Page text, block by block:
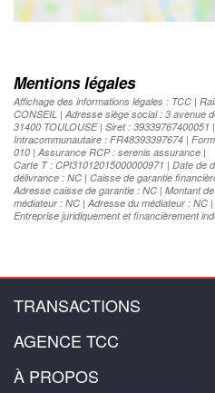
Mentions légales
Affichage des informations légales : TCC |
CONSEIL | Adresse siège social : 3 avenue
31400 TOULOUSE | Siret : 39339767400051
Intracommunautaire : FR48393397674 |
010 | Assurance RCP : serenis assurance |
Carte T : CPI31012015000000971 | Date de
délivrance : NC | Caisse de garantie
Adresse caisse de garantie : NC | Montant
médiateur : NC | Adresse du médiateur : NC
Entreprise juridiquement et financièrement
TRANSACTIONS
AGENCE TCC
À PROPOS